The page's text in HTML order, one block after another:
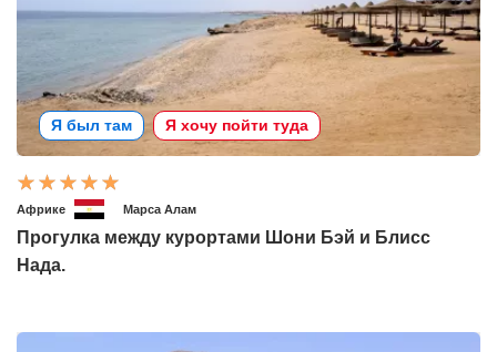
Я был там Я хочу пойти туда
Африке Марса Алам
Прогулка между курортами Шони Бэй и Блисс
Нада.